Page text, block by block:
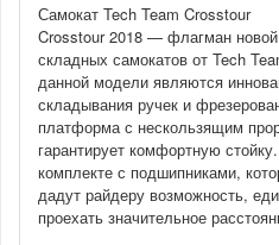
Самокат Tech Team Crosstour
Crosstour 2018 — флагман новой
складных самокатов от Tech
данной модели являются
складывания ручек и
платформа с нескользящим
гарантирует комфортную
комплекте с подшипниками,
дадут райдеру возможность,
проехать значительное